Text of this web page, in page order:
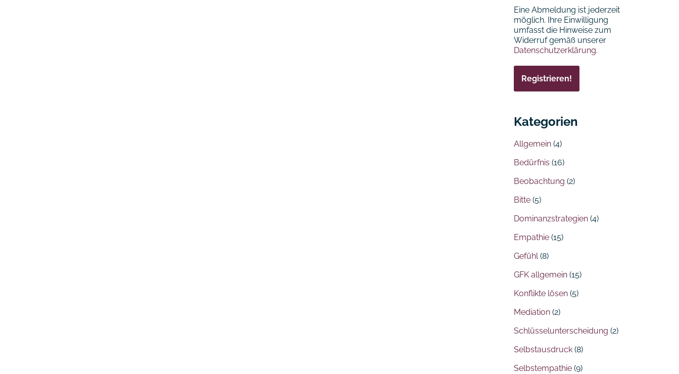
Eine Abmeldung ist jederzeit
möglich. Ihre Einwilligung
umfasst die Hinweise zum
Widerruf gemäß unserer
Datenschutzerklärung.
Kategorien
Allgemein (4)
Bedürfnis (16)
Beobachtung (2)
Bitte (5)
Dominanzstrategien (4)
Empathie (15)
Gefühl(8)
GFK allgemein (15)
Konflikte lösen (5)
Mediation (2)
Schlüsselunterscheidung (2)
Selbstausdruck (8)
Selbstempathie (9)